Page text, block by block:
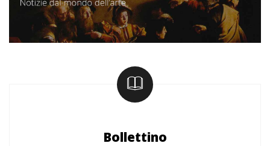
Bollettino